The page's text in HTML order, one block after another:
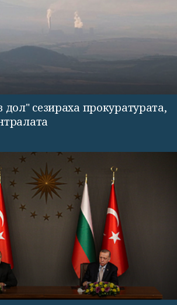
дол" сезираха прокуратурата,